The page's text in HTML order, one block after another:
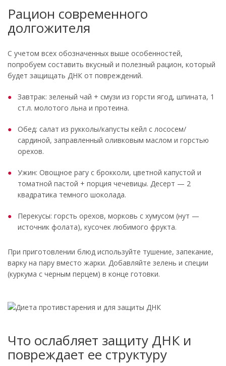
Рацион современного
долгожителя
С учетом всех обозначенных выше особенностей,
попробуем составить вкусный и полезный рацион, который
будет защищать ДНК от повреждений.
Завтрак: зеленый чай + смузи из горсти ягод, шпината, 1
ст.л. молотого льна и протеина.
Обед: салат из рукколы/капусты кейл с лососем/
сардиной, заправленный оливковым маслом и горстью
орехов.
Ужин: Овощное рагу с брокколи, цветной капустой и
томатной пастой + порция чечевицы. Десерт — 2
квадратика темного шоколада.
Перекусы: горсть орехов, морковь с хумусом (нут —
источник фолата), кусочек любимого фрукта.
При приготовлении блюд используйте тушение, запекание,
варку на пару вместо жарки. Добавляйте зелень и специи
(куркума с черным перцем) в конце готовки.
Что ослабляет защиту ДНК и
повреждает ее структуру